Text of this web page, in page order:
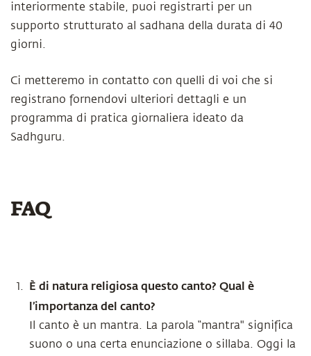
interiormente stabile, puoi registrarti per un
supporto strutturato al sadhana della durata di 40
giorni.
Ci metteremo in contatto con quelli di voi che si
registrano fornendovi ulteriori dettagli e un
programma di pratica giornaliera ideato da
Sadhguru.
FAQ
È di natura religiosa questo canto? Qual è
l’importanza del canto?
Il canto è un mantra. La parola “mantra" significa
suono o una certa enunciazione o sillaba. Oggi la